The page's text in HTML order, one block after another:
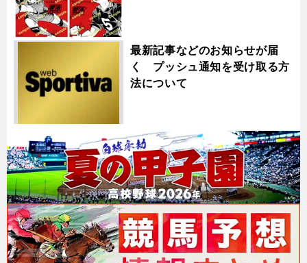
最新記事などのお知らせが届
く プッシュ通知を受け取る方
法について